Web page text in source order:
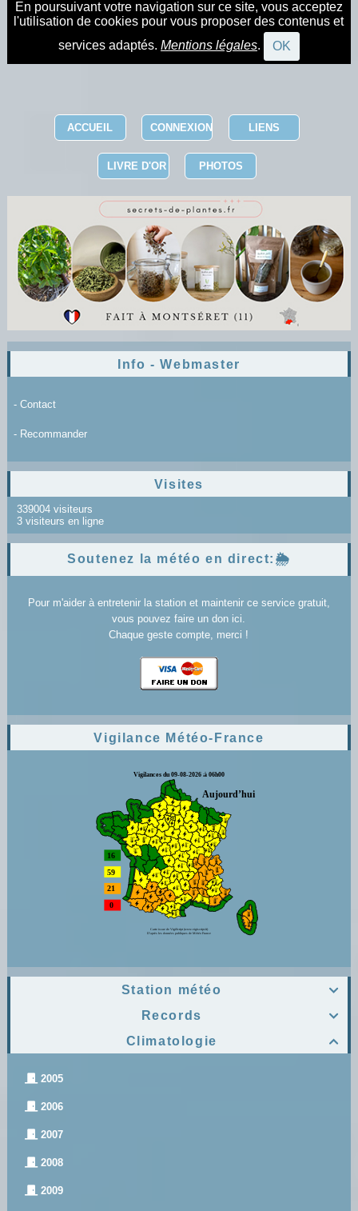
En poursuivant votre navigation sur ce site, vous acceptez
l'utilisation de cookies pour vous proposer des contenus et
services adaptés. Mentions légales. OK
ACCUEIL CONNEXION LIENS
LIVRE D'OR PHOTOS
Info - Webmaster
- Contact
- Recommander
Visites
339004 visiteurs
3 visiteurs en ligne
Soutenez la météo en direct:🌦️
Pour m'aider à entretenir la station et maintenir ce service gratuit,
vous pouvez faire un don ici.
Chaque geste compte, merci !
Vigilance Météo-France

Station météo

Records

Climatologie
2005
2006
2007
2008
2009